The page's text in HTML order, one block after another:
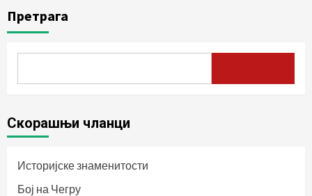
Претрага
Скорашњи чланци
Историјске знаменитости
Бој на Чегру